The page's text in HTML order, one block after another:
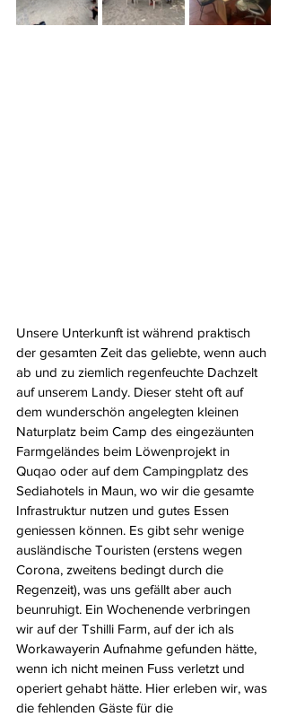
Unsere Unterkunft ist während praktisch
der gesamten Zeit das geliebte, wenn auch
ab und zu ziemlich regenfeuchte Dachzelt
auf unserem Landy. Dieser steht oft auf
dem wunderschön angelegten kleinen
Naturplatz beim Camp des eingezäunten
Farmgeländes beim Löwenprojekt in
Quqao oder auf dem Campingplatz des
Sediahotels in Maun, wo wir die gesamte
Infrastruktur nutzen und gutes Essen
geniessen können. Es gibt sehr wenige
ausländische Touristen (erstens wegen
Corona, zweitens bedingt durch die
Regenzeit), was uns gefällt aber auch
beunruhigt. Ein Wochenende verbringen
wir auf der Tshilli Farm, auf der ich als
Workawayerin Aufnahme gefunden hätte,
wenn ich nicht meinen Fuss verletzt und
operiert gehabt hätte. Hier erleben wir, was
die fehlenden Gäste für die